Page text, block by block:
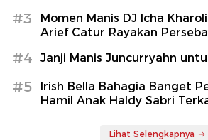
#3
Momen Manis DJ Icha
Arief Catur Rayakan
#4 Janji Manis Juncurryahn
#5
Irish Bella Bahagia Banget
Hamil Anak Haldy Sabri
Lihat Selengkapnya